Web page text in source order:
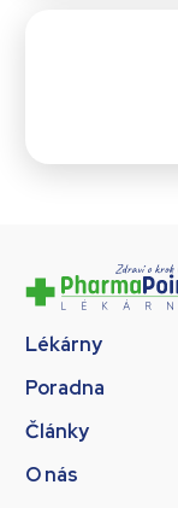
Lékárny
Poradna
Články
O nás